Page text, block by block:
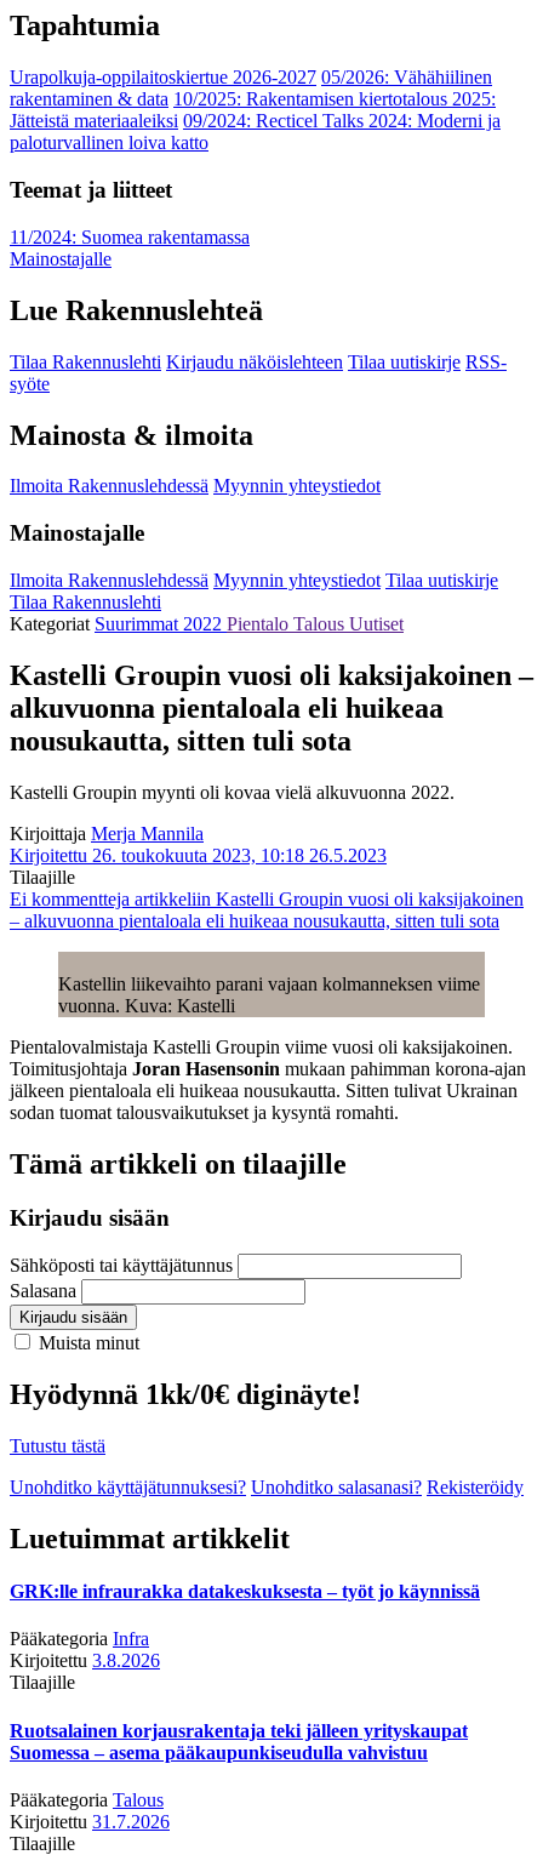
Tapahtumia
Urapolkuja-oppilaitoskiertue 2026-2027 05/2026: Vähähiilinen
rakentaminen & data 10/2025: Rakentamisen kiertotalous 2025:
Jätteistä materiaaleiksi 09/2024: Recticel Talks 2024: Moderni ja
paloturvallinen loiva katto
Teemat ja liitteet
11/2024: Suomea rakentamassa
Mainostajalle
Lue Rakennuslehteä
Tilaa Rakennuslehti Kirjaudu näköislehteen Tilaa uutiskirje RSS-
syöte
Mainosta & ilmoita
Ilmoita Rakennuslehdessä Myynnin yhteystiedot
Mainostajalle
Ilmoita Rakennuslehdessä Myynnin yhteystiedot Tilaa uutiskirje
Tilaa Rakennuslehti
Kategoriat Suurimmat 2022 Pientalo Talous Uutiset
Kastelli Groupin vuosi oli kaksijakoinen –
alkuvuonna pientaloala eli huikeaa
nousukautta, sitten tuli sota
Kastelli Groupin myynti oli kovaa vielä alkuvuonna 2022.
Kirjoittaja Merja Mannila
Kirjoitettu 26. toukokuuta 2023, 10:18 26.5.2023
Tilaajille
Ei kommentteja artikkeliin Kastelli Groupin vuosi oli kaksijakoinen
– alkuvuonna pientaloala eli huikeaa nousukautta, sitten tuli sota
Kastellin liikevaihto parani vajaan kolmanneksen viime
vuonna. Kuva: Kastelli
Pientalovalmistaja Kastelli Groupin viime vuosi oli kaksijakoinen.
Toimitusjohtaja Joran Hasensonin mukaan pahimman korona-ajan
jälkeen pientaloala eli huikeaa nousukautta. Sitten tulivat Ukrainan
sodan tuomat talousvaikutukset ja kysyntä romahti.
Tämä artikkeli on tilaajille
Kirjaudu sisään
Sähköposti tai käyttäjätunnus
Salasana
Kirjaudu sisään
Muista minut
Hyödynnä 1kk/0€ diginäyte!
Tutustu tästä
Unohditko käyttäjätunnuksesi? Unohditko salasanasi? Rekisteröidy
Luetuimmat artikkelit
GRK:lle infraurakka datakeskuksesta – työt jo käynnissä
Pääkategoria Infra
Kirjoitettu 3.8.2026
Tilaajille
Ruotsalainen korjausrakentaja teki jälleen yrityskaupat
Suomessa – asema pääkaupunkiseudulla vahvistuu
Pääkategoria Talous
Kirjoitettu 31.7.2026
Tilaajille